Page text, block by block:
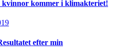
kommer i klimakteriet!
efter min